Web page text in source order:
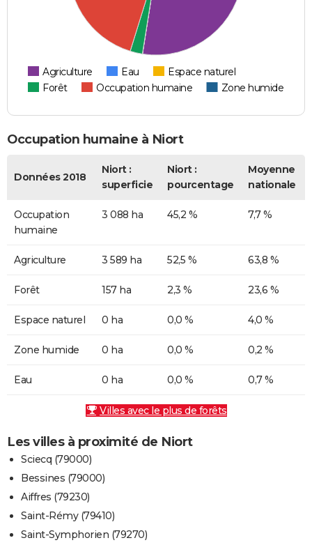
Agriculture Eau
Espace naturel
Forêt
Occupation humaine Zone humide
Occupation humaine à Niort
Données 2018
Niort :
superficie
Niort :
pourcentage
Moyenne
nationale
Occupation
humaine
3 088 ha 45,2 % 7,7 %
Agriculture 3 589 ha 52,5 % 63,8 %
Forêt 157 ha 2,3 % 23,6 %
Espace naturel 0 ha 0,0 % 4,0 %
Zone humide 0 ha 0,0 % 0,2 %
Eau 0 ha 0,0 % 0,7 %
Villes avec le plus de forêts
Les villes à proximité de Niort
Sciecq (79000)
Bessines (79000)
Aiffres (79230)
Saint-Rémy (79410)
Saint-Symphorien (79270)